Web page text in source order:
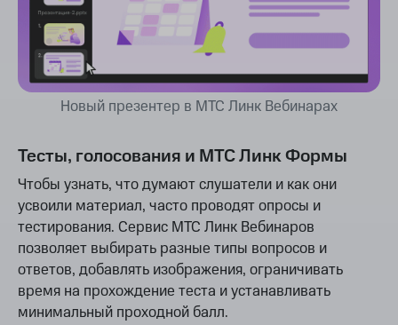
Новый презентер в МТС Линк Вебинарах
Тесты, голосования и МТС Линк Формы
Чтобы узнать, что думают слушатели и как они
усвоили материал, часто проводят опросы и
тестирования. Сервис МТС Линк Вебинаров
позволяет выбирать разные типы вопросов и
ответов, добавлять изображения, ограничивать
время на прохождение теста и устанавливать
минимальный проходной балл.